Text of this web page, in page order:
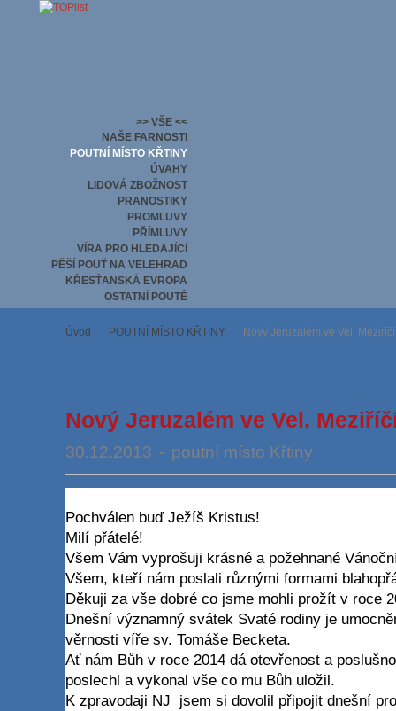
>> VŠE <<
NAŠE FARNOSTI
POUTNÍ MÍSTO KŘTINY
ÚVAHY
LIDOVÁ ZBOŽNOST
PRANOSTIKY
PROMLUVY
PŘÍMLUVY
VÍRA PRO HLEDAJÍCÍ
PĚŠÍ POUŤ NA VELEHRAD
KŘESŤANSKÁ EVROPA
OSTATNÍ POUTĚ
Úvod POUTNÍ MÍSTO KŘTINY Nový Jeruzalém ve Vel.
Nový Jeruzalém ve Vel.
30.12.2013 - poutní místo Křtiny
Pochválen buď Ježíš Kristus!
Milí přátelé!
Všem Vám vyprošuji krásné a požehnané
Všem, kteří nám poslali různými formami
Děkuji za vše dobré co jsme mohli prožít v roce
Dnešní významný svátek Svaté rodiny je
věrnosti víře sv. Tomáše Becketa.
Ať nám Bůh v roce 2014 dá otevřenost a
poslechl a vykonal vše co mu Bůh uložil.
K zpravodaji NJ jsem si dovolil připojit dnešní